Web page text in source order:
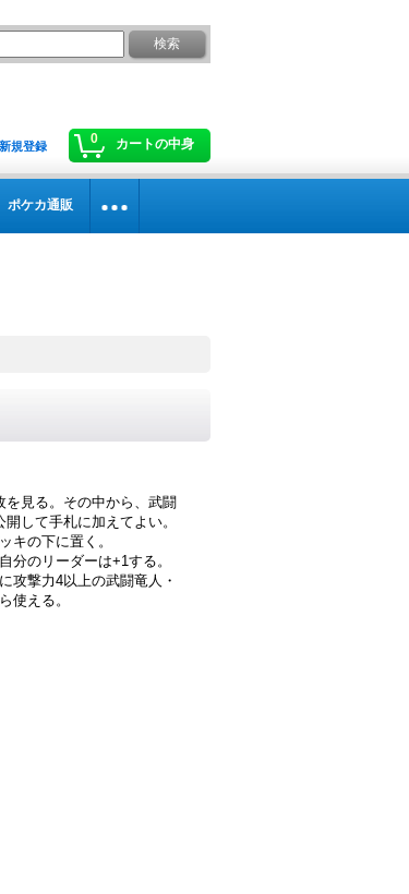
0 カートの中身
新規登録
ポケカ通販
を見る。その中から、武闘
して手札に加えてよい。
キの下に置く。
分のリーダーは+1する。
攻撃力4以上の武闘竜人・
使える。